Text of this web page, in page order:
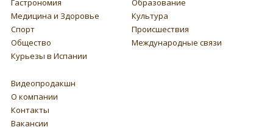
Гастрономия
Образование
Медицина и Здоровье
Культура
Спорт
Происшествия
Общество
Международные связи
Курьезы в Испании
Видеопродакшн
О компании
Контакты
Вакансии